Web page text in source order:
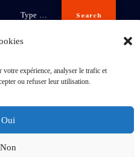
expérience, analyser le trafic et
ou refuser leur utilisation.
Oui
Non
Search
Inscris-
toi
.